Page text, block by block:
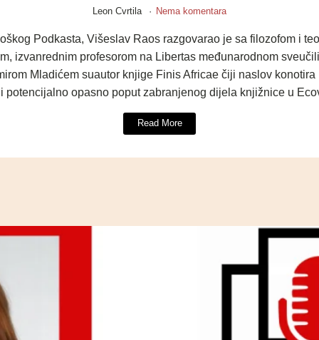
Leon Cvrtila Nema komentara
Podkasta, Višeslav Raos razgovarao je sa filozofom i
izvanrednim profesorom na Libertas međunarodnom
Mladićem suautor knjige Finis Africae čiji naslov
potencijalno opasno poput zabranjenog dijela knjižnice u
Read More